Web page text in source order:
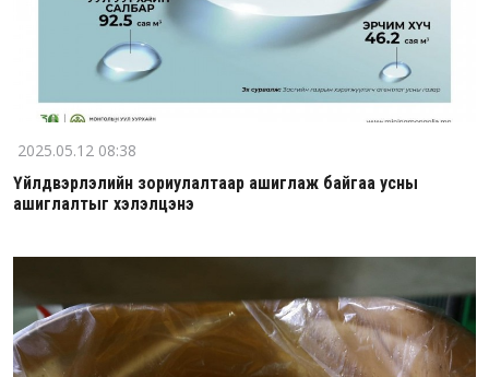
2025.05.12 08:38
Үйлдвэрлэлийн зориулалтаар ашиглаж байгаа усны
ашиглалтыг хэлэлцэнэ